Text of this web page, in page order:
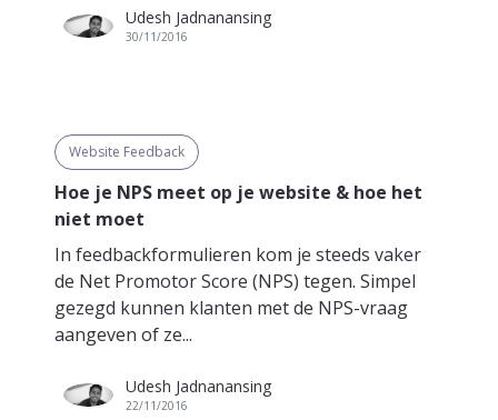
Udesh Jadnanansing
30/11/2016
Website Feedback
Hoe je NPS meet op je website & hoe het
niet moet
In feedbackformulieren kom je steeds vaker
de Net Promotor Score (NPS) tegen. Simpel
gezegd kunnen klanten met de NPS-vraag
aangeven of ze...
Udesh Jadnanansing
22/11/2016